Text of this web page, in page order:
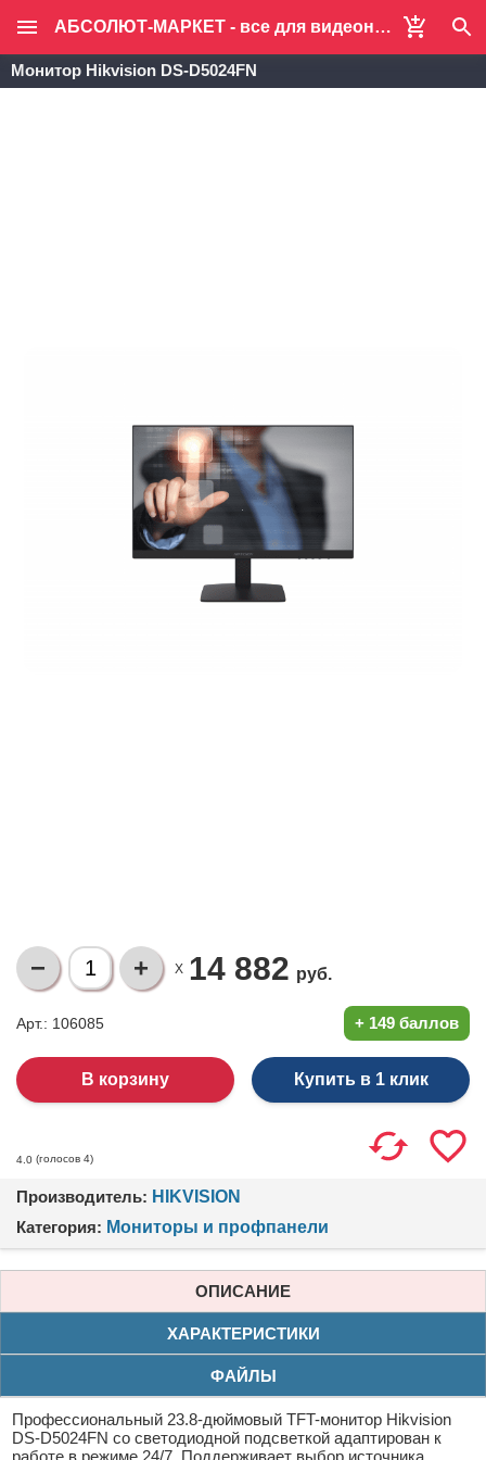
АБСОЛЮТ-МАРКЕТ - все для видеонаблюдения и систем безопасности
Монитор Hikvision DS-D5024FN
X 14 882 руб.
Арт.: 106085 + 149 баллов
Купить в 1 клик
4.0 (голосов 4)
Производитель: HIKVISION
Категория: Мониторы и профпанели
ОПИСАНИЕ
ХАРАКТЕРИСТИКИ
ФАЙЛЫ
Профессиональный 23.8-дюймовый TFT-монитор Hikvision
DS-D5024FN со светодиодной подсветкой адаптирован к
работе в режиме 24/7. Поддерживает выбор источника